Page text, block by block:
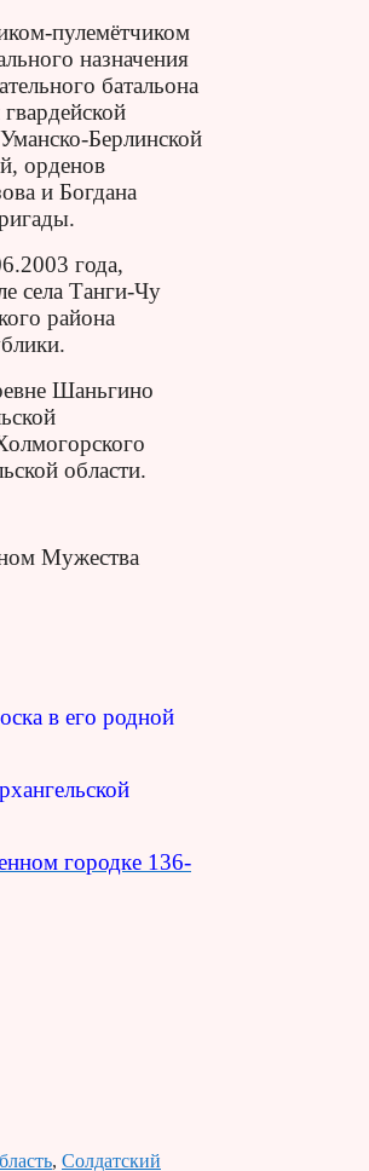
пулемётчиком
назначения
батальона
Берлинской
орденов
и Богдана
года,
села Танги-Чу
района
Шаньгино
области.
Мужества
в его родной
городке 136-
, Солдатский